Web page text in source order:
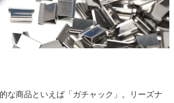
な商品といえば「ガチャック」。リーズナ